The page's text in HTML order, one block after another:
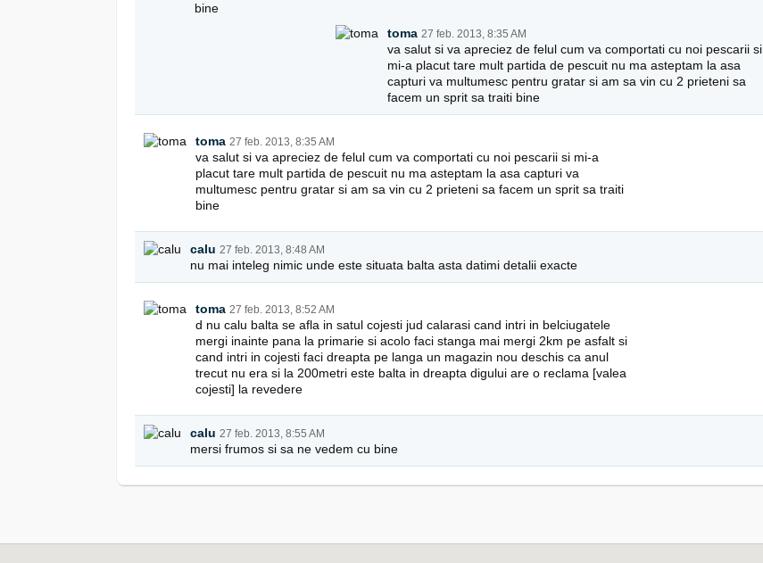
bine
toma 27 feb. 2013, 8:35 AM
va salut si va apreciez de felul cum va comportati cu noi pescarii si
mi-a placut tare mult partida de pescuit nu ma asteptam la asa
capturi va multumesc pentru gratar si am sa vin cu 2 prieteni sa
facem un sprit sa traiti bine
toma 27 feb. 2013, 8:35 AM
va salut si va apreciez de felul cum va comportati cu noi pescarii si mi-a
placut tare mult partida de pescuit nu ma asteptam la asa capturi va
multumesc pentru gratar si am sa vin cu 2 prieteni sa facem un sprit sa traiti
bine
calu 27 feb. 2013, 8:48 AM
nu mai inteleg nimic unde este situata balta asta datimi detalii exacte
toma 27 feb. 2013, 8:52 AM
d nu calu balta se afla in satul cojesti jud calarasi cand intri in belciugatele
mergi inainte pana la primarie si acolo faci stanga mai mergi 2km pe asfalt si
cand intri in cojesti faci dreapta pe langa un magazin nou deschis ca anul
trecut nu era si la 200metri este balta in dreapta digului are o reclama [valea
cojesti] la revedere
calu 27 feb. 2013, 8:55 AM
mersi frumos si sa ne vedem cu bine